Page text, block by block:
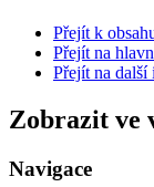
Přejít k
Přejít na
Přejít na další
Zobrazit ve
Navigace